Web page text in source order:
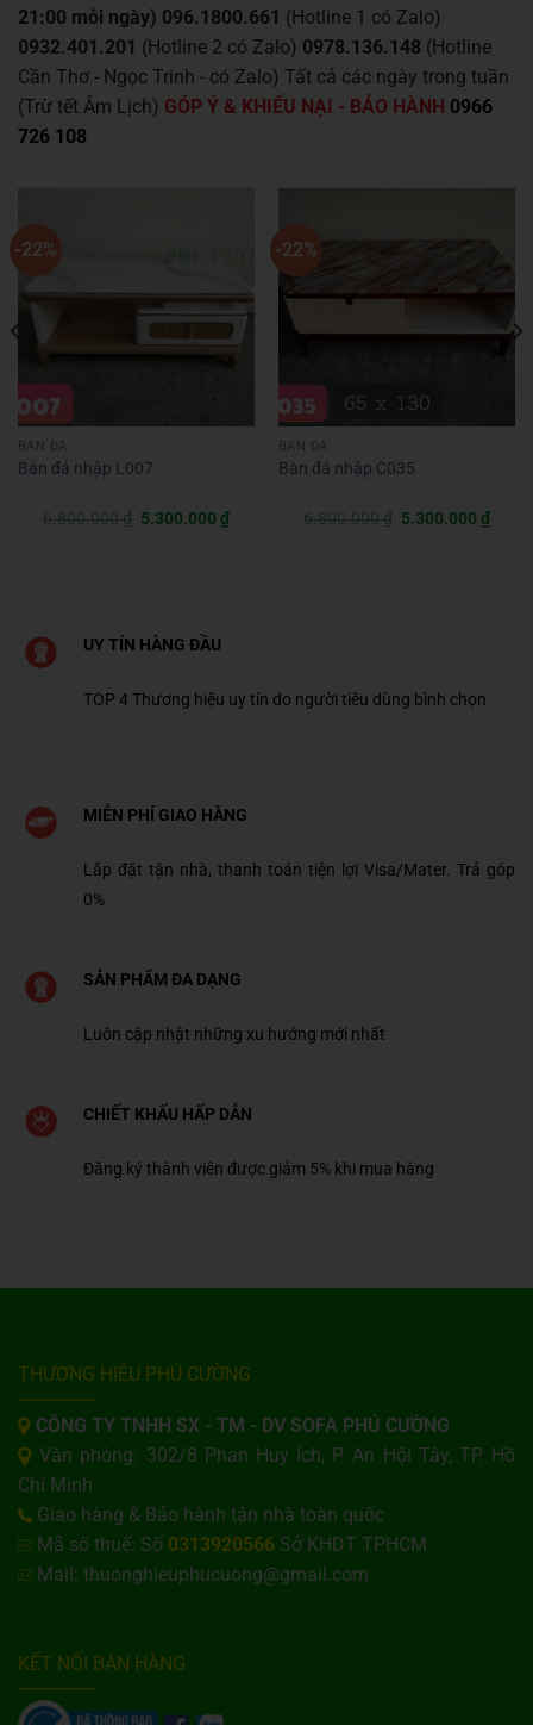
21:00 mỗi ngày) 096.1800.661 (Hotline 1 có Zalo)
0932.401.201 (Hotline 2 có Zalo) 0978.136.148 (Hotline
Cần Thơ - Ngọc Trinh - có Zalo) Tất cả các ngày trong tuần
(Trừ tết Âm Lịch) GÓP Ý & KHIẾU NẠI - BẢO HÀNH 0966
726 108
-22%
BÀN ĐÁ
Bàn đá nhập L007
6.800.000 ₫ Giá
5.300.000₫Giá
-22%
BÀN ĐÁ
Bàn đá nhập C035
6.800.000 ₫ Giá
5.300.000₫Giá
UY TÍN HÀNG ĐẦU
TOP 4 Thương hiệu uy tín do người tiêu dùng bình chọn
MIỄN PHÍ GIAO HÀNG
Lắp đặt tận nhà, thanh toán tiện lợi Visa/Mater. Trả góp
0%
SẢN PHẨM ĐA DẠNG
Luôn cập nhật những xu hướng mới nhất
CHIẾT KHẤU HẤP DẪN
Đăng ký thành viên được giảm 5% khi mua hàng
THƯƠNG HIỆU PHÚ CƯỜNG
CÔNG TY TNHH SX - TM - DV SOFA PHÚ CƯỜNG
Văn phòng: 302/8 Phan Huy Ích, P. An Hội Tây, TP. Hồ
Chí Minh
Giao hàng & Bảo hành tận nhà toàn quốc
Mã số thuế: Số 0313920566 Sở KHDT TPHCM
Mail: thuonghieuphucuong@gmail.com
KẾT NỐI BÁN HÀNG